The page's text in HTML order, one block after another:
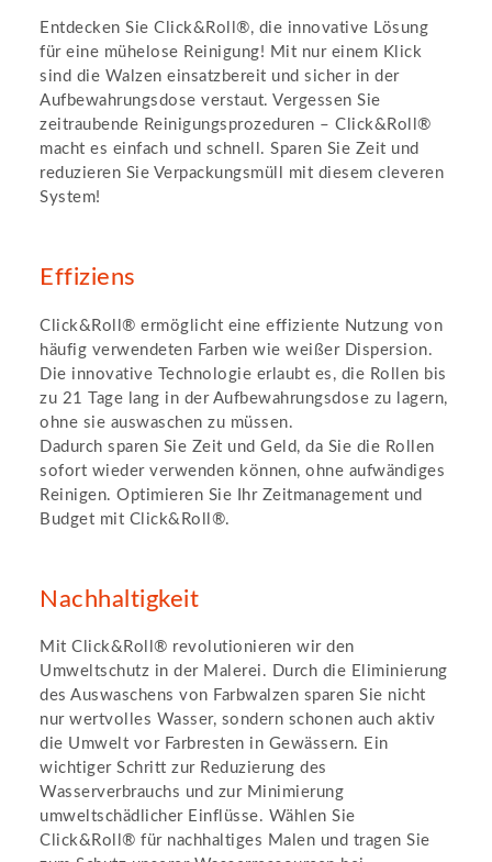
Entdecken Sie Click&Roll®, die innovative Lösung
für eine mühelose Reinigung! Mit nur einem Klick
sind die Walzen einsatzbereit und sicher in der
Aufbewahrungsdose verstaut. Vergessen Sie
zeitraubende Reinigungsprozeduren – Click&Roll®
macht es einfach und schnell. Sparen Sie Zeit und
reduzieren Sie Verpackungsmüll mit diesem cleveren
System!
Effiziens
Click&Roll® ermöglicht eine effiziente Nutzung von
häufig verwendeten Farben wie weißer Dispersion.
Die innovative Technologie erlaubt es, die Rollen bis
zu 21 Tage lang in der Aufbewahrungsdose zu lagern,
ohne sie auswaschen zu müssen.
Dadurch sparen Sie Zeit und Geld, da Sie die Rollen
sofort wieder verwenden können, ohne aufwändiges
Reinigen. Optimieren Sie Ihr Zeitmanagement und
Budget mit Click&Roll®.
Nachhaltigkeit
Mit Click&Roll® revolutionieren wir den
Umweltschutz in der Malerei. Durch die Eliminierung
des Auswaschens von Farbwalzen sparen Sie nicht
nur wertvolles Wasser, sondern schonen auch aktiv
die Umwelt vor Farbresten in Gewässern. Ein
wichtiger Schritt zur Reduzierung des
Wasserverbrauchs und zur Minimierung
umweltschädlicher Einflüsse. Wählen Sie
Click&Roll® für nachhaltiges Malen und tragen Sie